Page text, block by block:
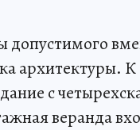
допустимого
архитектуры.
с
веранда